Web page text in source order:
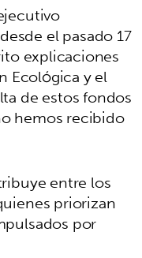
el pasado 17
explicaciones
Ecológica y el
de estos fondos
hemos recibido
entre los
priorizan
por